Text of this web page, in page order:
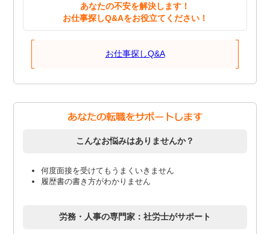
あなたの不安を解決します！
お仕事探しQ&Aをお役立てください！
お仕事探しQ&A
こんなお悩みはありませんか？
何度面接を受けてもうまくいきません
履歴書の書き方がわかりません
労務・人事の専門家：社労士がサポート